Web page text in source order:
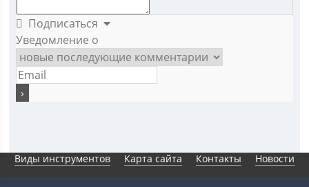
Подписаться
Уведомление о
Виды инструментов Карта сайта Контакты Новости